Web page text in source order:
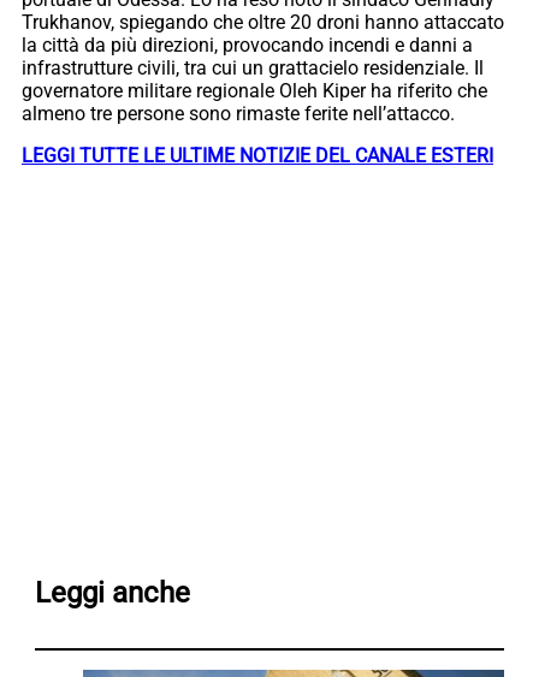
Trukhanov, spiegando che oltre 20 droni hanno attaccato
la città da più direzioni, provocando incendi e danni a
infrastrutture civili, tra cui un grattacielo residenziale. Il
governatore militare regionale Oleh Kiper ha riferito che
almeno tre persone sono rimaste ferite nell’attacco.
LEGGI TUTTE LE ULTIME NOTIZIE DEL CANALE ESTERI
Leggi anche